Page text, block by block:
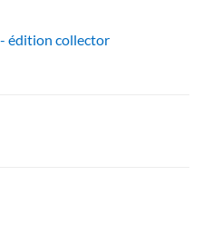
édition collector